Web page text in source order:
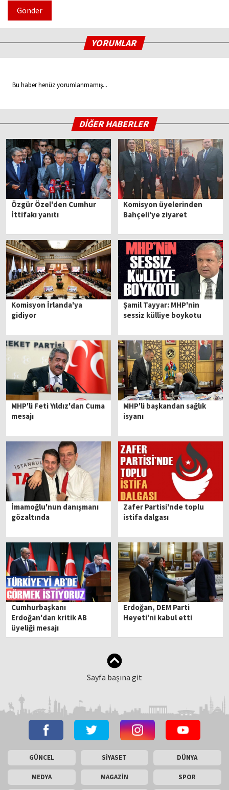
Gönder
YORUMLAR
Bu haber henüz yorumlanmamış...
DİĞER HABERLER
Özgür Özel'den Cumhur
İttifakı yanıtı
Komisyon üyelerinden
Bahçeli'ye ziyaret
Komisyon İrlanda'ya
gidiyor
Şamil Tayyar: MHP'nin
sessiz külliye boykotu
MHP'li Feti Yıldız'dan Cuma
mesajı
MHP'li başkandan sağlık
isyanı
İmamoğlu'nun danışmanı
gözaltında
Zafer Partisi'nde toplu
istifa dalgası
Cumhurbaşkanı
Erdoğan'dan kritik AB
üyeliği mesajı
Erdoğan, DEM Parti
Heyeti'ni kabul etti
Sayfa başına git
GÜNCEL SİYASET DÜNYA
MEDYA MAGAZİN SPOR